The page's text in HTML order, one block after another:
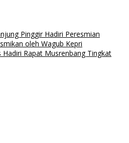
Pinggir Hadiri Peresmian
oleh Wagub Kepri
Hadiri Rapat Musrenbang Tingkat